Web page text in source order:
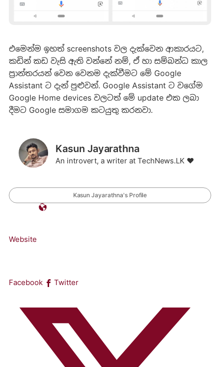
එමෙන්ම ඉහත් screenshots වල දැක්වෙන ආකාරයට,
කඩින් කඩ වැසි ඇති වන්නේ නම්, ඒ හා සම්බන්ධ කාල
ප්‍රාන්තරයන් වෙන වෙනම දැක්වීමට මේ Google
Assistant ට දැන් පුළුවන්. Google Assistant ට වගේම
Google Home devices වලටත් මේ update එක ලබා
දීමට Google සමාගම කටයුතු කරනවා.
Kasun Jayarathna
An introvert, a writer at TechNews.LK ❤️
Kasun Jayarathna's Profile
Website
Facebook Twitter